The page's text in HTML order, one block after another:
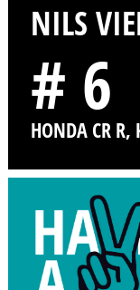
NILS
# 6
HONDA CR R,